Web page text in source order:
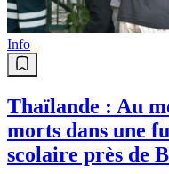
Info
Thaïlande : Au
morts dans une
scolaire près de